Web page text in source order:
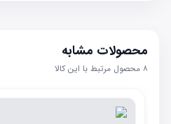
محصولات مشابه
۸ محصول مرتبط با این کالا